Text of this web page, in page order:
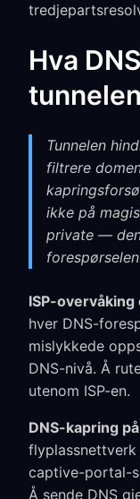
Hva
Tunnelen
filtrere
ikke på
private —
ISP-
hver DNS-
mislykkede
DNS-nivå. Å
utenom ISP-en.
DNS-kapring
flyplassnettverk
captive-portal-
Å sende DNS